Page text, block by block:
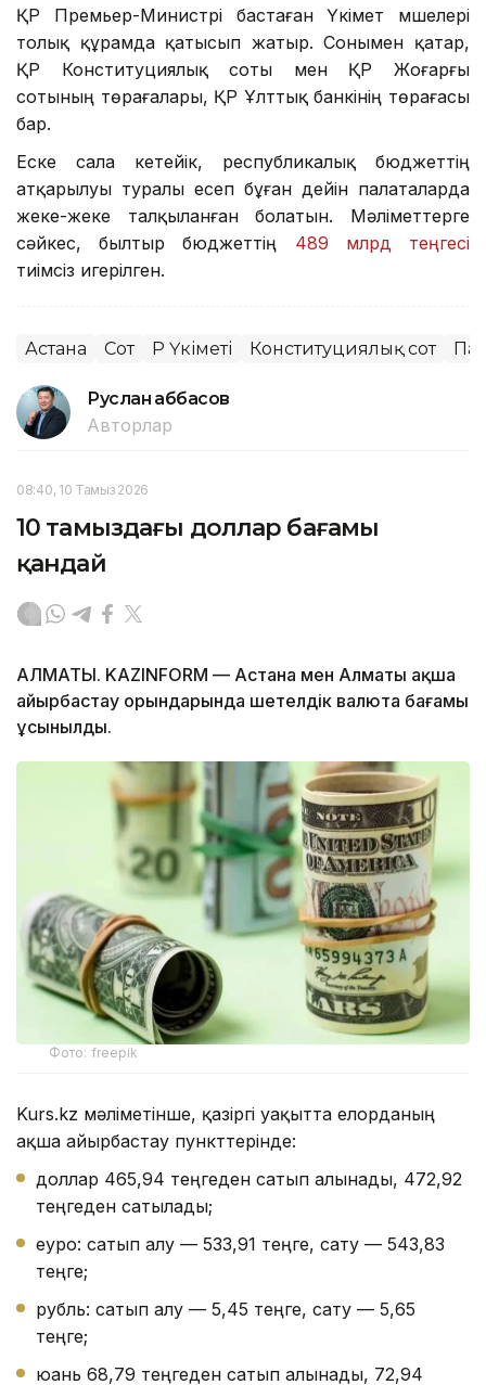
ҚР Премьер-Министрі бастаған Үкімет мүшелері
толық құрамда қатысып жатыр. Сонымен қатар,
ҚР Конституциялық соты мен ҚР Жоғарғы
сотының төрағалары, ҚР Ұлттық банкінің төрағасы
бар.
Еске сала кетейік, республикалық бюджеттің
атқарылуы туралы есеп бұған дейін палаталарда
жеке-жеке талқыланған болатын. Мәліметтерге
сәйкес, былтыр бюджеттің 489 млрд теңгесі
тиімсіз игерілген.
Астана Сот ҚР Үкіметі Конституциялық сот
Руслан Ғаббасов
Авторлар
08:40, 10 Тамыз 2026
10 тамыздағы доллар бағамы
қандай
АЛМАТЫ. KAZINFORM — Астана мен Алматы ақша
айырбастау орындарында шетелдік валюта бағамы
ұсынылды.
Фото: freepik
Kurs.kz мәліметінше, қазіргі уақытта елорданың
ақша айырбастау пункттерінде:
доллар 465,94 теңгеден сатып алынады, 472,92
теңгеден сатылады;
еуро: сатып алу — 533,91 теңге, сату — 543,83
теңге;
рубль: сатып алу — 5,45 теңге, сату — 5,65
теңге;
юань 68,79 теңгеден сатып алынады, 72,94